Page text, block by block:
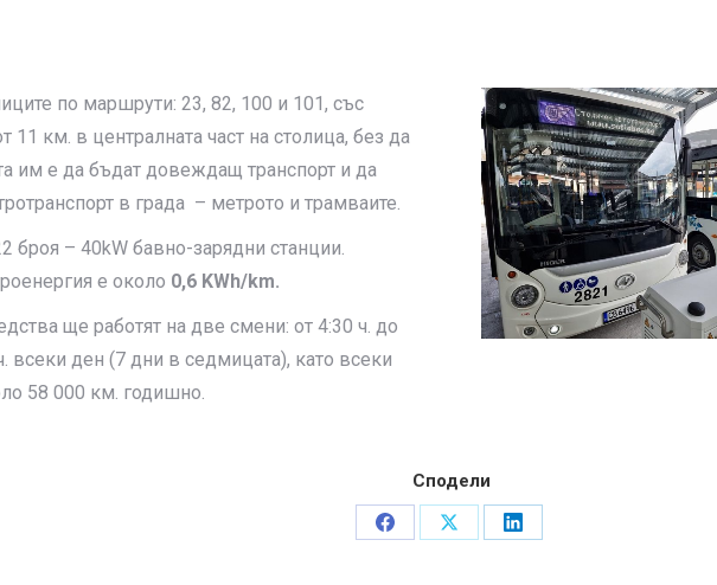
по маршрути: 23, 82, 100 и 101, със
11 км. в централната част на столица, без да
им е да бъдат довеждащ транспорт и да
в града – метрото и трамваите.
броя – 40kW бавно-зарядни станции.
е около 0,6 KWh/km.
ще работят на две смени: от 4:30 ч. до
всеки ден (7 дни в седмицата), като всеки
58 000 км. годишно.
Сподели
Share
Share
Share